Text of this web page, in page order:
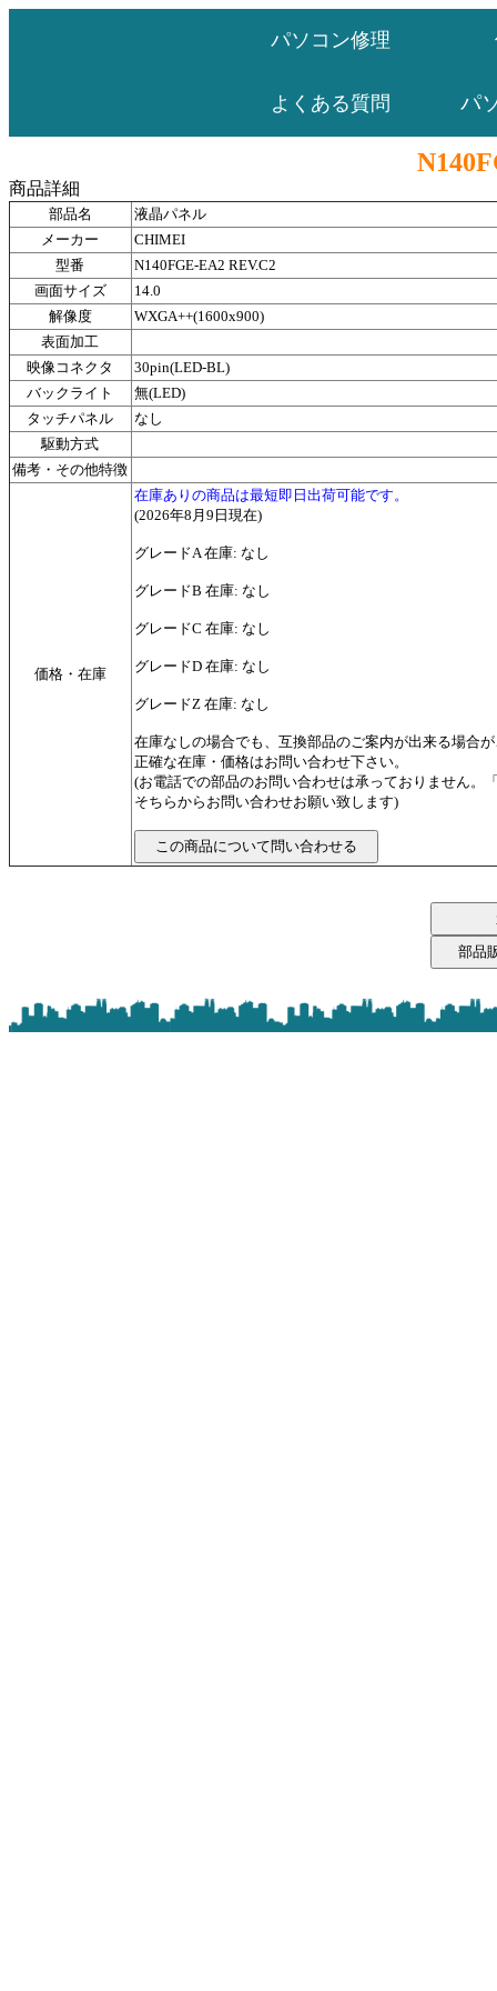
パソコン修理
よくある質問 パ
商品詳細
部品名
液晶パネル
メーカー
CHIMEI
型番
N140FGE-EA2 REV.C2
画面サイズ
14.0
解像度
WXGA++(1600x900)
表面加工
映像コネクタ
30pin(LED-BL)
バックライト
無(LED)
タッチパネル
なし
駆動方式
備考・その他特徴
価格・在庫
在庫ありの商品は最短即日出荷可能です。
(2026年8月9日現在)
グレードA 在庫: なし
グレードB 在庫: なし
グレードC 在庫: なし
グレードD 在庫: なし
グレードZ 在庫: なし
在庫なしの場合でも、互換部品のご案内が出来る場合
正確な在庫・価格はお問い合わせ下さい。
(お電話での部品のお問い合わせは承っておりません。
そちらからお問い合わせお願い致します)